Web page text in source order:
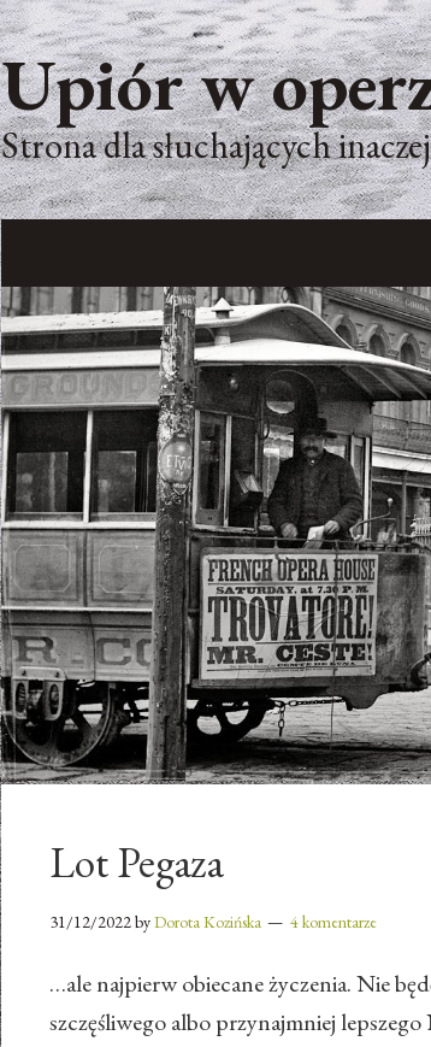
Upiór w
Strona dla słuchających inaczej
Lot Pegaza
31/12/2022byDorota Kozińska 4 komentarze
…ale najpierw obiecane życzenia. Nie
szczęśliwego albo przynajmniej